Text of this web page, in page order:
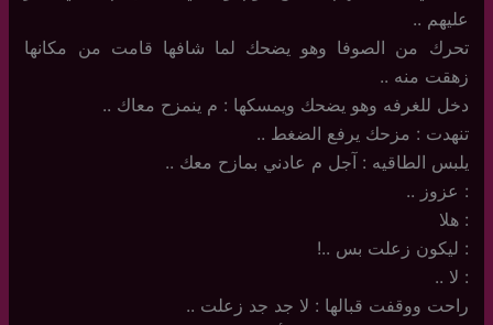
عليهم ..
تحرك من الصوفا وهو يضحك لما شافها قامت من مكانها
زهقت منه ..
دخل للغرفه وهو يضحك ويمسكها : م ينمزح معاك ..
تنهدت : مزحك يرفع الضغط ..
يلبس الطاقيه : آجل م عادني بمازح معك ..
: عزوز ..
: هلا
: ليكون زعلت بس ..!
: لا ..
راحت ووقفت قبالها : لا جد جد زعلت ..